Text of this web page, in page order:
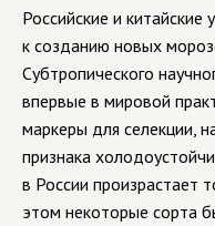
Российские и китайские
к созданию новых
Субтропического
впервые в мировой
маркеры для селекции,
признака
в России произрастает
этом некоторые сорта